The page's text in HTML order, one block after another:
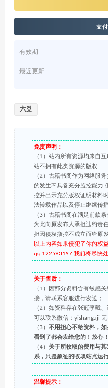
支
有效期
最近更新
六爻
免责声明：
（1）站内所有资源均来自
站不拥有此类资源的版权
（2）古籍书阁作为网络服
的发生不具备充分监控能力.
控并出示充分版权证明材料
法转载作品以及停止继续传
（3）古籍书阁在满足前款
为此向原发布人承担违约责
担因侵权指控不成立而给原
以上内容如果侵犯了你的权
qq:122593197 我们将尽快
关于售后：
（1）因部分资料含有敏感
接，请联系客服进行发送；
（2）如资料存在张冠李戴
可以联系微信：yishanguji 无
（3） 不用担心不给资料，如
看到了都会发给您的！放心！
（4） 关于所收取的费用与
系，只是象征的收取站点运
温馨提示：